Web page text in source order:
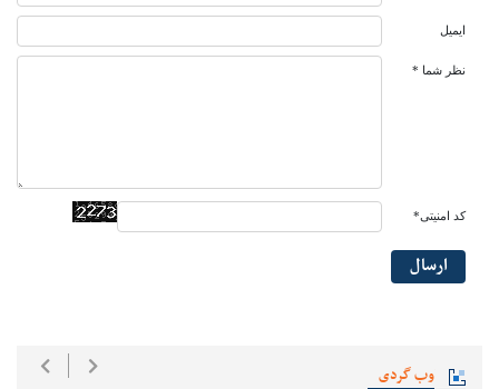
وب گردی
ایمیل
نظر شما *
کد امنیتی*
ارسال